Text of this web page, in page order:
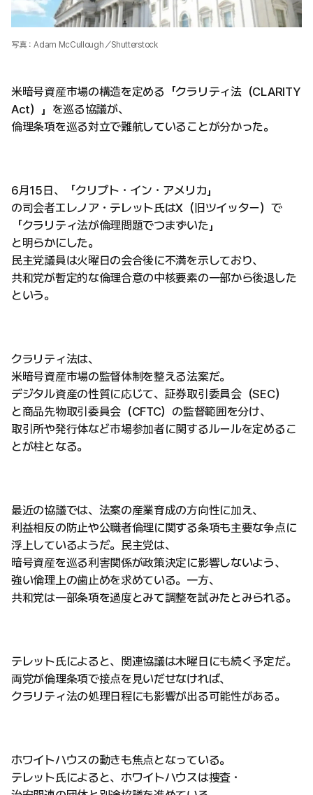
写真：Adam McCullough／Shutterstock
米暗号資産市場の構造を定める「クラリティ法（CLARITY
Act）」を巡る協議が、
倫理条項を巡る対立で難航していることが分かった。
6月15日、「クリプト・イン・アメリカ」
の司会者エレノア・テレット氏はX（旧ツイッター）で
「クラリティ法が倫理問題でつまずいた」
と明らかにした。
民主党議員は火曜日の会合後に不満を示しており、
共和党が暫定的な倫理合意の中核要素の一部から後退した
という。
クラリティ法は、
米暗号資産市場の監督体制を整える法案だ。
デジタル資産の性質に応じて、証券取引委員会（SEC）
と商品先物取引委員会（CFTC）の監督範囲を分け、
取引所や発行体など市場参加者に関するルールを定めるこ
とが柱となる。
最近の協議では、法案の産業育成の方向性に加え、
利益相反の防止や公職者倫理に関する条項も主要な争点に
浮上しているようだ。民主党は、
暗号資産を巡る利害関係が政策決定に影響しないよう、
強い倫理上の歯止めを求めている。一方、
共和党は一部条項を過度とみて調整を試みたとみられる。
テレット氏によると、関連協議は木曜日にも続く予定だ。
両党が倫理条項で接点を見いだせなければ、
クラリティ法の処理日程にも影響が出る可能性がある。
ホワイトハウスの動きも焦点となっている。
テレット氏によると、ホワイトハウスは捜査・